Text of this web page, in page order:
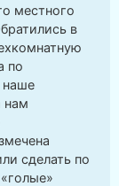
местного
в
по
наше
нам
сделать по